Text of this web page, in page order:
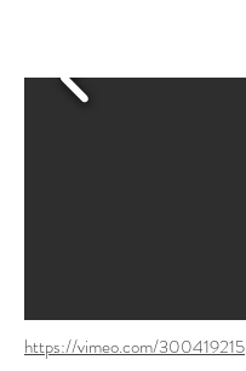
https://vimeo.com/300419215